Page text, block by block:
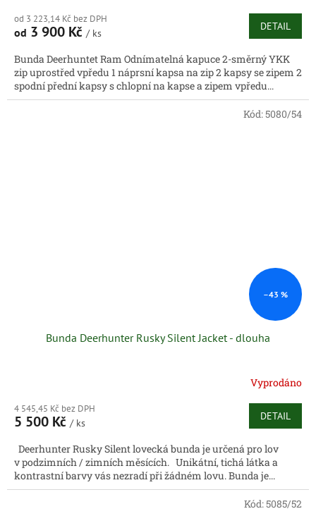
od 3 223,14 Kč bez DPH
od 3 900 Kč / ks
DETAIL
Bunda Deerhuntet Ram Odnímatelná kapuce 2-směrný YKK
zip uprostřed vpředu 1 náprsní kapsa na zip 2 kapsy se zipem 2
spodní přední kapsy s chlopní na kapse a zipem vpředu...
–43 %
Bunda Deerhunter Rusky Silent Jacket - dlouha
Vyprodáno
4 545,45 Kč bez DPH
5 500 Kč / ks
DETAIL
Deerhunter Rusky Silent lovecká bunda je určená pro lov
v podzimních / zimních měsících. Unikátní, tichá látka a
kontrastní barvy vás nezradí při žádném lovu. Bunda je...
Kód:5080/54
Kód:5085/52